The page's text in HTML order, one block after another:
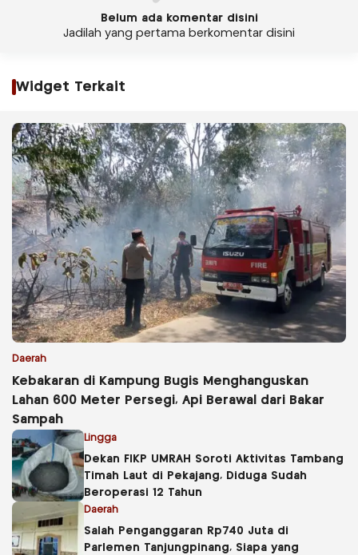
Belum ada komentar disini
Jadilah yang pertama berkomentar disini
Widget Terkait
Daerah
Kebakaran di Kampung Bugis Menghanguskan
Lahan 600 Meter Persegi, Api Berawal dari Bakar
Sampah
Lingga
Dekan FIKP UMRAH Soroti Aktivitas Tambang
Timah Laut di Pekajang, Diduga Sudah
Beroperasi 12 Tahun
Daerah
Salah Penganggaran Rp740 Juta di
Parlemen Tanjungpinang, Siapa yang